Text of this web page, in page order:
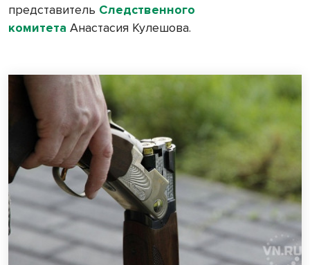
представитель Следственного
комитета Анастасия Кулешова.